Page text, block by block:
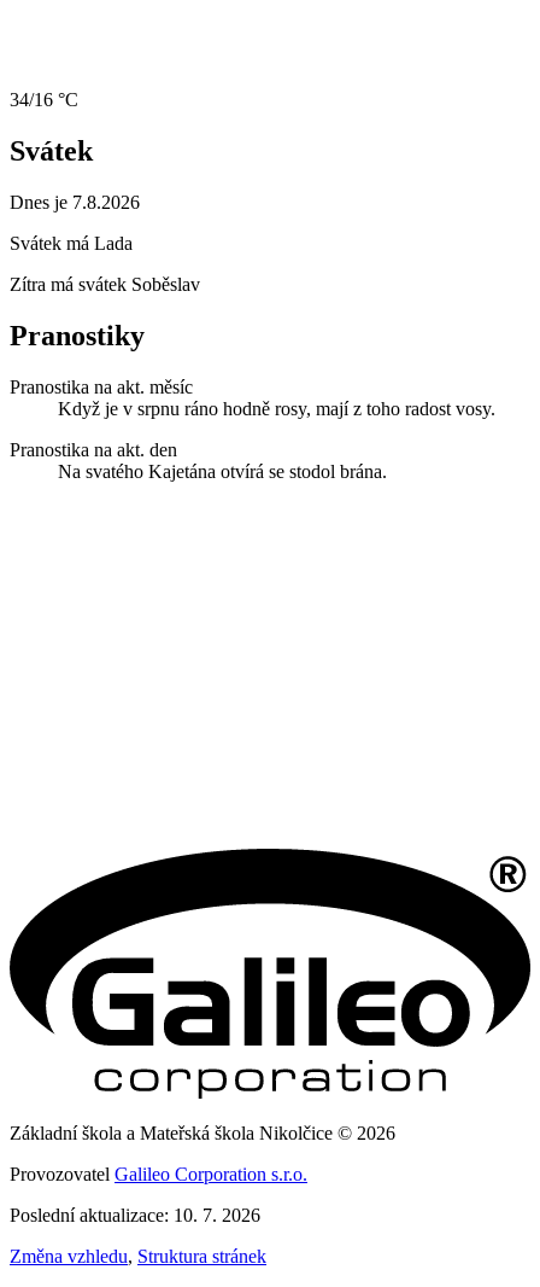
34/16 °C
Svátek
Dnes je 7.8.2026
Svátek má Lada
Zítra má svátek Soběslav
Pranostiky
Pranostika na akt. měsíc
Když je v srpnu ráno hodně rosy, mají z toho radost vosy.
Pranostika na akt. den
Na svatého Kajetána otvírá se stodol brána.
Základní škola a Mateřská škola Nikolčice © 2026
Provozovatel Galileo Corporation s.r.o.
Poslední aktualizace: 10. 7. 2026
Změna vzhledu, Struktura stránek